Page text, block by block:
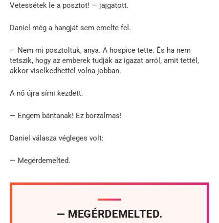
Vetessétek le a posztot! — jajgatott.
Daniel még a hangját sem emelte fel.
— Nem mi posztoltuk, anya. A hospice tette. És ha nem
tetszik, hogy az emberek tudják az igazat arról, amit tettél,
akkor viselkedhettél volna jobban.
A nő újra sírni kezdett.
— Engem bántanak! Ez borzalmas!
Daniel válasza végleges volt:
— Megérdemelted.
— MEGÉRDEMELTED.